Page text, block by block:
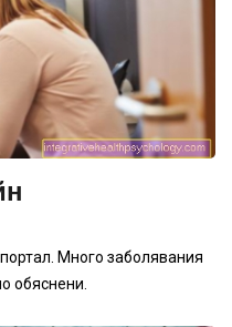
Много заболявания
обяснени.